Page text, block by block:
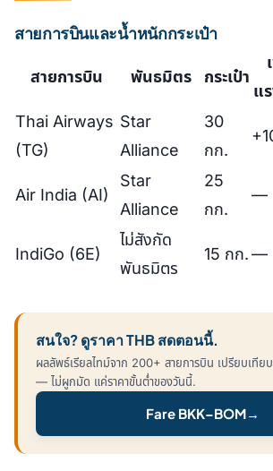
สายการบินและน้ำหนักกระเป๋า
สายการบิน พันธมิตร กระเป๋า
แ
Thai Airways
(TG)
Star
Alliance
30
กก.
Air India (AI)
Star
Alliance
25
กก.
—
IndiGo (6E)
ไม่สังกัด
พันธมิตร
15 กก.—
สนใจ? ดูราคา THB สดตอนนี้.
ผลลัพธ์เรียลไทม์จาก 200+ สายการบิน เปรียบเทียบ
— ไม่ผูกมัด แค่ราคาขั้นต่ำของวันนี้.
Fare BKK–BOM→